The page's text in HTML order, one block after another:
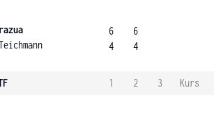
6
4
6
4
1 2 3
Kurs